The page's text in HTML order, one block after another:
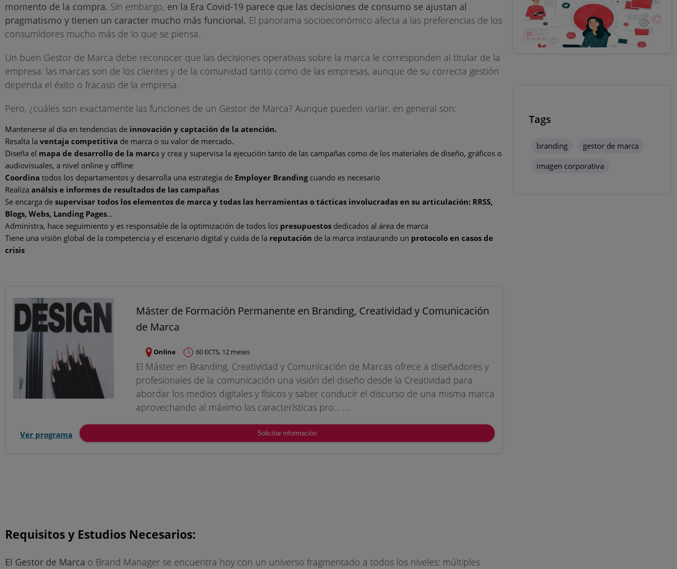
momento de la compra. Sin embargo, en la Era Covid-19 parece que las decisiones de consumo se ajustan al
pragmatismo y tienen un caracter mucho más funcional. El panorama socioeconómico afecta a las preferencias de los
consumidores mucho más de lo que se piensa.
Un buen Gestor de Marca debe reconocer que las decisiones operativas sobre la marca le corresponden al titular de la
empresa: las marcas son de los clientes y de la comunidad tanto como de las empresas, aunque de su correcta gestión
dependa el éxito o fracaso de la empresa.
Pero, ¿cuáles son exactamente las funciones de un Gestor de Marca? Aunque pueden variar, en general son:
Mantenerse al día en tendencias de innovación y captación de la atención.
Resalta la ventaja competitiva de marca o su valor de mercado.
Diseña el mapa de desarrollo de la marca y crea y supervisa la ejecución tanto de las campañas como de los materiales de diseño, gráficos o
audiovisuales, a nivel online y offline
Coordina todos los departamentos y desarrolla una estrategia de Employer Branding cuando es necesario
Realiza análsis e informes de resultados de las campañas
Se encarga de supervisar todos los elementos de marca y todas las herramientas o tácticas involucradas en su articulación: RRSS,
Blogs, Webs, Landing Pages...
Administra, hace seguimiento y es responsable de la optimización de todos los presupuestos dedicados al área de marca
Tiene una visión global de la competencia y el escenario digital y cuida de la reputación de la marca instaurando un protocolo en casos de
crisis
Máster de Formación Permanente en Branding, Creatividad y Comunicación
de Marca
Online 60 ECTS, 12 meses
El Máster en Branding, Creatividad y Comunicación de Marcas ofrece a diseñadores y
profesionales de la comunicación una visión del diseño desde la Creatividad para
abordar los medios digitales y físicos y saber conducir el discurso de una misma marca
aprovechando al máximo las características pro... ....
Ver programa Solicitar información
Requisitos y Estudios Necesarios:
El Gestor de Marca o Brand Manager se encuentra hoy con un universo fragmentado a todos los niveles: múltiples
Tags
branding
gestor de marca
imagen corporativa